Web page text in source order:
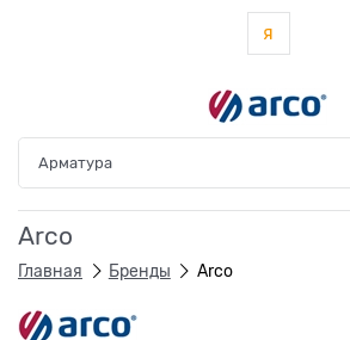
я
Арматура
Arco
Главная Бренды Arco